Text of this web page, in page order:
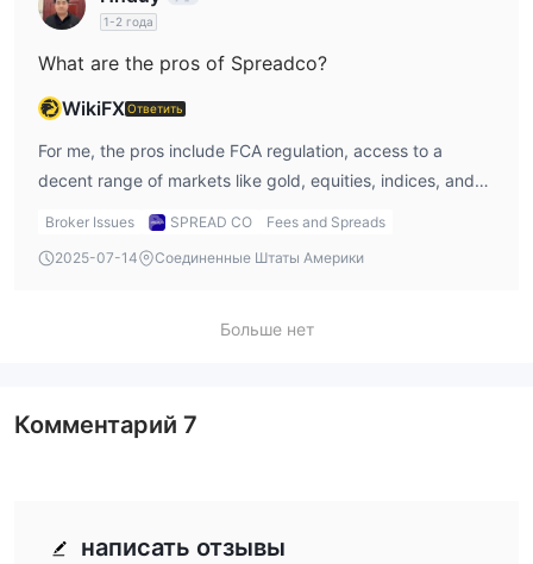
1-2 года
What are the pros of Spreadco?
WikiFXОтветить
For me, the pros include FCA regulation, access to a
decent range of markets like gold, equities, indices, and
forex, and the fact that they offer 24/7 customer support.
Broker Issues SPREAD CO
Fees and Spreads
2025-07-14
Соединенные Штаты Америки
Больше нет
написать отзывы
Комментарий 7